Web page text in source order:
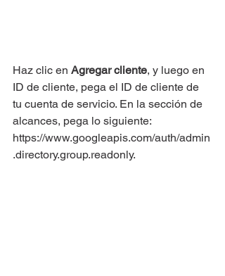
Haz clic en Agregar cliente, y luego en
ID de cliente, pega el ID de cliente de
tu cuenta de servicio. En la sección de
alcances, pega lo siguiente:
https://www.googleapis.com/auth/admin
.directory.group.readonly.